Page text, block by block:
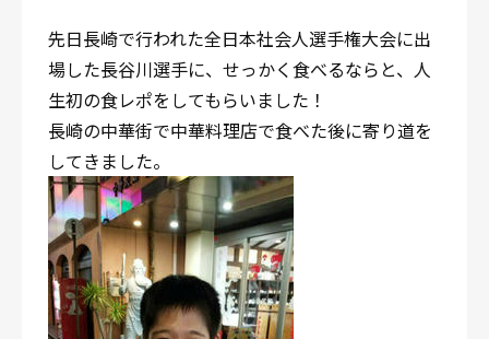
八王子中屋ボクシングジム
〒192-0072 東京都八王子市南町3-8 第2原嶋ビル1F
Tel/Fax：042-622-7222
営業時間：月〜土 14:00〜22:00 / 日・祝 14:00〜19:00
先日長崎で行われた全日本社会人選手権大会に出
場した長谷川選手に、せっかく食べるならと、人
生初の食レポをしてもらいました！
長崎の中華街で中華料理店で食べた後に寄り道を
してきました。